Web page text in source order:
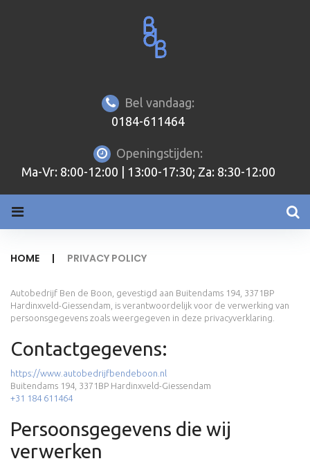
Bel vandaag:
0184-611464
Openingstijden:
Ma-Vr: 8:00-12:00 | 13:00-17:30; Za: 8:30-12:00
HOME | PRIVACY POLICY
Privacy
Policy
Autobedrijf Ben de Boon, gevestigd aan Buitendams 194, 3371BP
Hardinxveld-Giessendam, is verantwoordelijk voor de verwerking van
persoonsgegevens zoals weergegeven in deze privacyverklaring.
Contactgegevens:
https://www.autobedrijfbendeboon.nl
Buitendams 194, 3371BP Hardinxveld-Giessendam
+31 184 611464
Persoonsgegevens die wij
verwerken